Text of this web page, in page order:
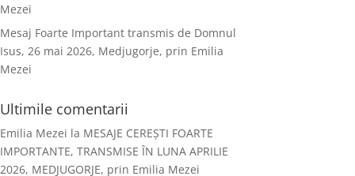
Mezei
Mesaj Foarte Important transmis de Domnul
Isus, 26 mai 2026, Medjugorje, prin Emilia
Mezei
Ultimile comentarii
Emilia Mezei la MESAJE CEREȘTI FOARTE
IMPORTANTE, TRANSMISE ÎN LUNA APRILIE
2026, MEDJUGORJE, prin Emilia Mezei